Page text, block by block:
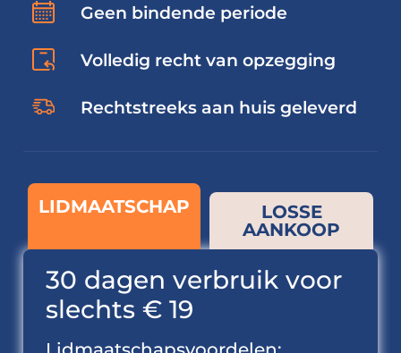
Geen bindende periode
Volledig recht van opzegging
Rechtstreeks aan huis geleverd
LIDMAATSCHAP
LOSSE
AANKOOP
30 dagen verbruik voor
slechts € 19